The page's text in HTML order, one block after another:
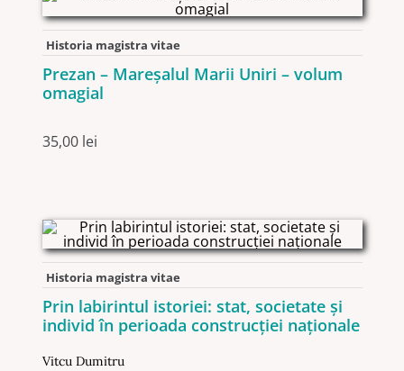
Historia magistra vitae
Prezan – Mareșalul Marii Uniri – volum
omagial
35,00 lei
Historia magistra vitae
Prin labirintul istoriei: stat, societate şi
individ în perioada construcţiei naţionale
Vitcu Dumitru